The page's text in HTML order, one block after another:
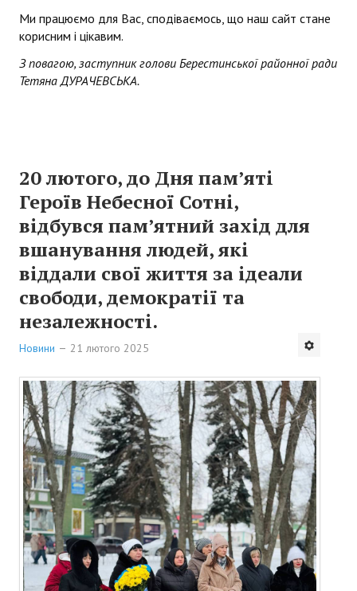
Робота зі зверненнями громадян
ДОКУМЕНТИ
Протоколи комісій
Проекти рішень
Довідкова інформація
ДІЯЛЬНІСТЬ
Відео пленарних засідань та постійних комісій
План діяльності
Регуляторна діяльність
Оприлюднення проектів
Відстеження результативності
Інше
НАШ РАЙОН
Символіка району
Ми працюємо для Вас, сподіваємось, що наш сайт стане
корисним і цікавим.
З повагою, заступник голови Берестинської районної ради
Тетяна ДУРАЧЕВСЬКА.
20 лютого, до Дня пам’яті
Героїв Небесної Сотні,
відбувся пам’ятний захід для
вшанування людей, які
віддали свої життя за ідеали
свободи, демократії та
незалежності.
Новини 21 лютого 2025